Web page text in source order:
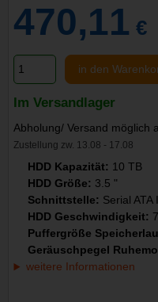
470,11 €
in den
Im Versandlager
Abholung/ Versand möglich
Zustellung zw. 13.08 - 17.08
HDD Kapazität: 10 TB
HDD Größe: 3.5 "
Schnittstelle: Serial ATA
HDD Geschwindigkeit:
Puffergröße
Geräuschpegel
weitere Informationen